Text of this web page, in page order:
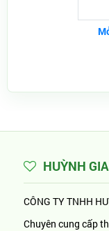
HUỲNH
CÔNG TY TNHH
Chuyên cung cấp